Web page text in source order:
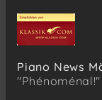
Piano News
"Phénoménal!"